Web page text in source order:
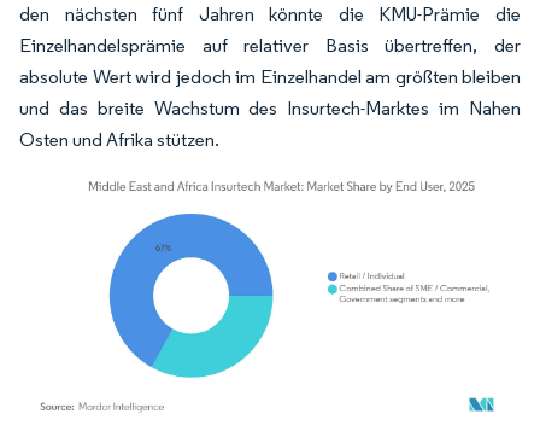
den nächsten fünf Jahren könnte die KMU-Prämie die
Einzelhandelsprämie auf relativer Basis übertreffen, der
absolute Wert wird jedoch im Einzelhandel am größten bleiben
und das breite Wachstum des Insurtech-Marktes im Nahen
Osten und Afrika stützen.